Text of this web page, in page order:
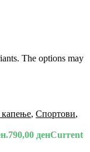
The options may
капење, Спортови,
790,00 денCurrent